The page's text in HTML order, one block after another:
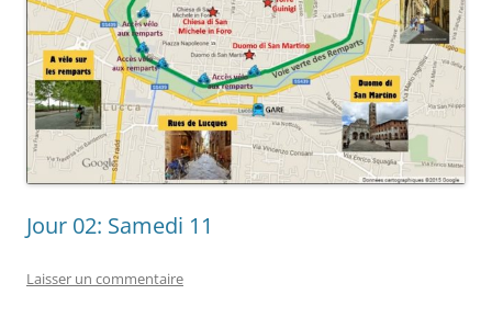
Jour 02: Samedi 11
Laisser un commentaire